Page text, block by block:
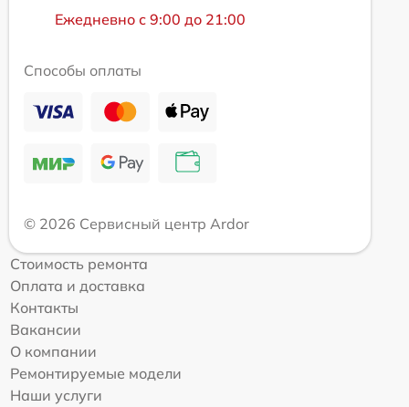
Ежедневно с 9:00 до 21:00
Способы оплаты
© 2026 Сервисный центр Ardor
Стоимость ремонта
Оплата и доставка
Контакты
Вакансии
О компании
Ремонтируемые модели
Наши услуги